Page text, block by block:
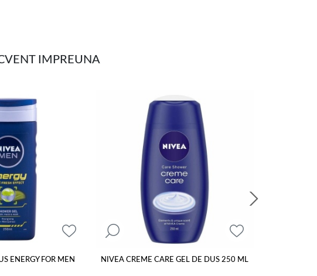
IMPREUNA
ENERGY FOR MEN NIVEA CREME CARE GEL DE DUS 250 ML